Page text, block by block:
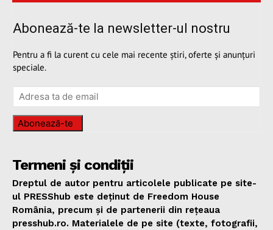
Abonează-te la newsletter-ul nostru
Pentru a fi la curent cu cele mai recente știri, oferte și anunțuri
speciale.
Abonează-te
Termeni și condiții
Dreptul de autor pentru articolele publicate pe site-
ul PRESShub este deținut de Freedom House
România, precum și de partenerii din rețeaua
presshub.ro. Materialele de pe site (texte, fotografii,